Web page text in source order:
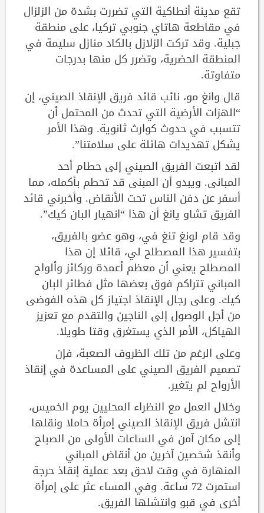
تقع مدينة أنطاكية التي تضررت بشدة من الزلزال
في مقاطعة هاتاي جنوبي تركيا، على منطقة
جبلية. وقد تركت الزلازل بالكاد منازل سليمة في
المنطقة الحضرية، وتضرر كل منها بدرجات
متفاوتة.
قال وانغ مو، نائب قائد فريق الإنقاذ الصيني، إن
“الهزات الأرضية التي تحدث من المحتمل أن
تتسبب في حدوث كوارث ثانوية. وهذا الأمر
يشكل تهديدات هائلة على سلامتنا”.
لقد اتبعت الفريق الصيني إلى حطام أحد
المبانى. ويبدو أن المبنى قد تحطم بأكمله، مما
أسفر عن دفن الناس تحت الأنقاض. وأخبرني قائد
الفريق تشاو يانغ أن هذا “انهيار البان كيك”.
وقد قام لونغ تنغ في، وهو عضو بالفريق،
بتفسير هذا المصطلح لي، قائلا إن هذا
المصطلح يعني أن معظم أعمدة وركائز وألواح
المباني تتراكم فوق بعضها مثل فطائر البان
كيك. وعلى رجال الإنقاذ اجتياز كل هذه الفوضى
من أجل الوصول إلى الناجين والتقدم مع تعزيز
الهياكل، الأمر الذي يستغرق وقتا طويلا.
وعلى الرغم من تلك الظروف الصعبة، فإن
تصميم الفريق الصيني على المساعدة في إنقاذ
الأرواح لم يتغير.
وخلال العمل مع النظراء المحليين يوم الخميس،
انتشل فريق الإنقاذ الصيني إمرأة حاملا ونقلها
إلى مكان آمن في الساعات الأولى من الصباح
وأنقذ شخصين آخرين من أنقاض المباني
المنهارة في وقت لاحق بعد عملية إنقاذ حرجة
استمرت 72 ساعة. وفي المساء عثر على إمرأة
أخرى في قبو وانتشلها الفريق.